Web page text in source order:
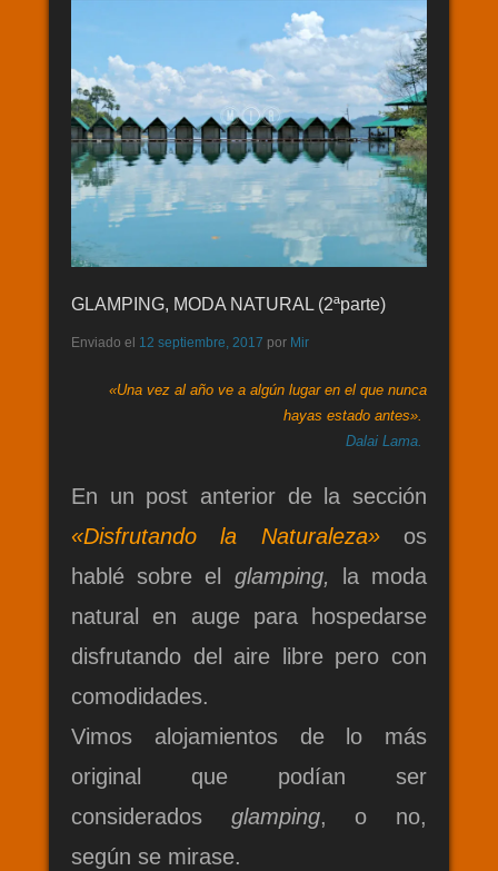
GLAMPING, MODA NATURAL (2ªparte)
Enviado el 12 septiembre, 2017 por Mir
«Una vez al año ve a algún lugar en el que nunca
hayas estado antes».
Dalai Lama.
En un post anterior de la sección
«Disfrutando la Naturaleza»os
hablé sobre el glamping,
la moda
natural en auge para hospedarse
disfrutando del aire libre pero con
comodidades.
Vimos alojamientos de lo más
original que podían ser
considerados glamping, o no,
según se mirase.